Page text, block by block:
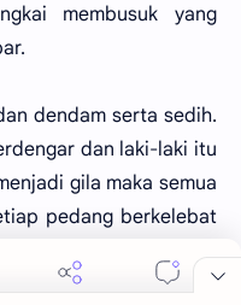
membusuk yang
dendam serta sedih.
dan laki-laki itu
gila maka semua
pedang berkelebat
bertahan, bangkit